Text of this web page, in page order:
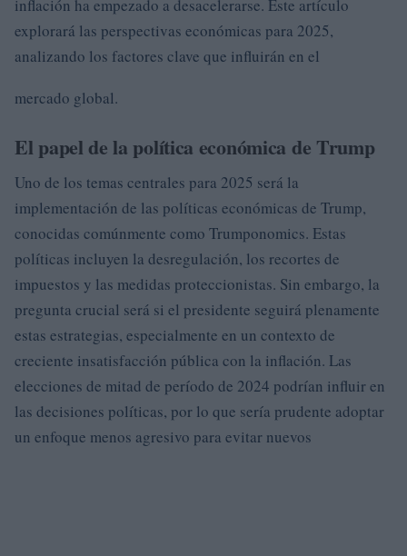
inflación ha empezado a desacelerarse. Este artículo
explorará las perspectivas económicas para 2025,
analizando los factores clave que influirán en el
mercado global.
El papel de la política económica de Trump
Uno de los temas centrales para 2025 será la
implementación de las políticas económicas de Trump,
conocidas comúnmente como Trumponomics. Estas
políticas incluyen la desregulación, los recortes de
impuestos y las medidas proteccionistas. Sin embargo, la
pregunta crucial será si el presidente seguirá plenamente
estas estrategias, especialmente en un contexto de
creciente insatisfacción pública con la inflación. Las
elecciones de mitad de período de 2024 podrían influir en
las decisiones políticas, por lo que sería prudente adoptar
un enfoque menos agresivo para evitar nuevos